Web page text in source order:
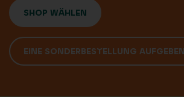
SHOP WÄHLEN
EINE SONDERBESTELLUNG AUFGEBEN